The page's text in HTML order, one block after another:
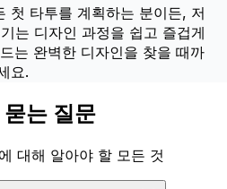
첫 타투를 계획하는 분이든, 저
는 디자인 과정을 쉽고 즐겁게
는 완벽한 디자인을 찾을 때까
요.
는 질문
대해 알아야 할 모든 것